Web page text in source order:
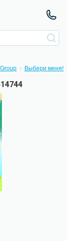
Выбери меня!